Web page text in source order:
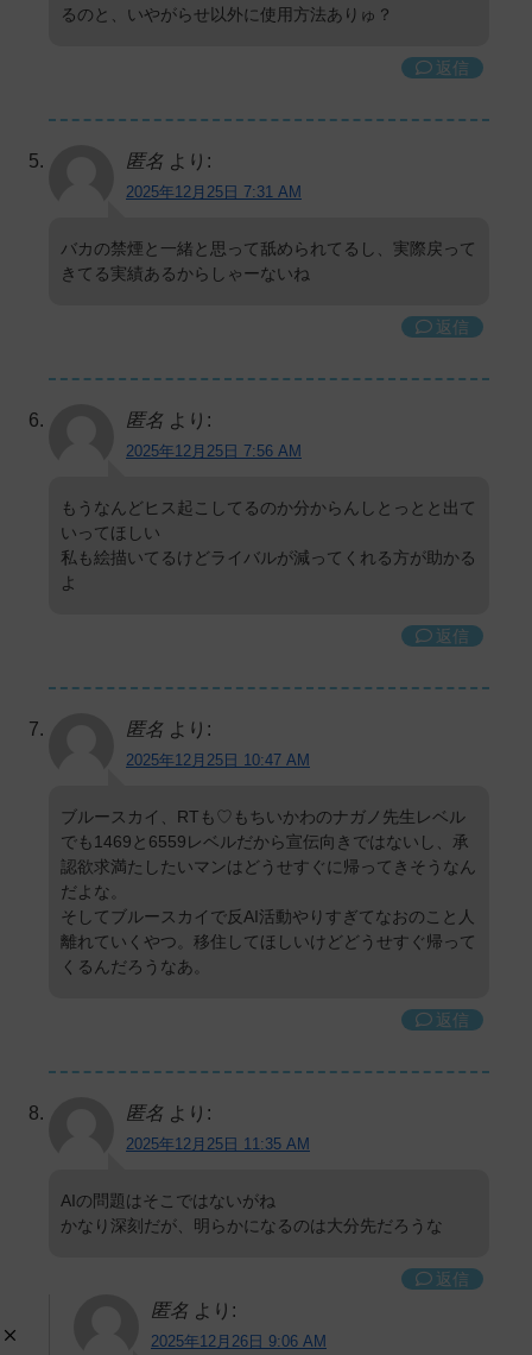
るのと、いやがらせ以外に使用方法ありゅ？
返信
匿名 より:
2025年12月25日 7:31 AM
バカの禁煙と一緒と思って舐められてるし、実際戻って
きてる実績あるからしゃーないね
返信
匿名 より:
2025年12月25日 7:56 AM
もうなんどヒス起こしてるのか分からんしとっとと出て
いってほしい
私も絵描いてるけどライバルが減ってくれる方が助かる
よ
返信
匿名 より:
2025年12月25日 10:47 AM
ブルースカイ、RTも♡もちいかわのナガノ先生レベル
でも1469と6559レベルだから宣伝向きではないし、承
認欲求満たしたいマンはどうせすぐに帰ってきそうなん
だよな。
そしてブルースカイで反AI活動やりすぎてなおのこと人
離れていくやつ。移住してほしいけどどうせすぐ帰って
くるんだろうなあ。
返信
匿名 より:
2025年12月25日 11:35 AM
AIの問題はそこではないがね
かなり深刻だが、明らかになるのは大分先だろうな
返信
匿名 より:
2025年12月26日 9:06 AM